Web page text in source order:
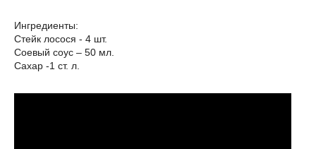
Ингредиенты:
Стейк лосося - 4 шт.
Соевый соус – 50 мл.
Сахар -1 ст. л.